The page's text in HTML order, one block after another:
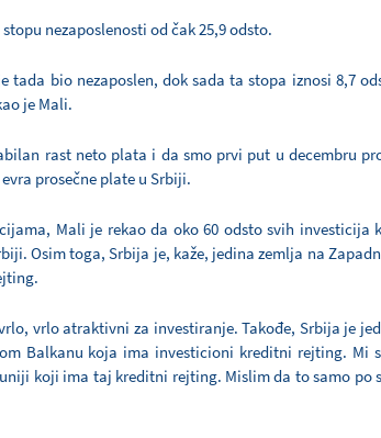
nezaposlenosti od čak 25,9 odsto.
tada bio nezaposlen, dok sada ta stopa iznosi 8,7
je Mali.
rast neto plata i da smo prvi put u decembru
prosečne plate u Srbiji.
Mali je rekao da oko 60 odsto svih investicija
Osim toga, Srbija je, kaže, jedina zemlja na
vrlo atraktivni za investiranje. Takođe, Srbija je
Balkanu koja ima investicioni kreditni rejting. Mi
koji ima taj kreditni rejting. Mislim da to samo po